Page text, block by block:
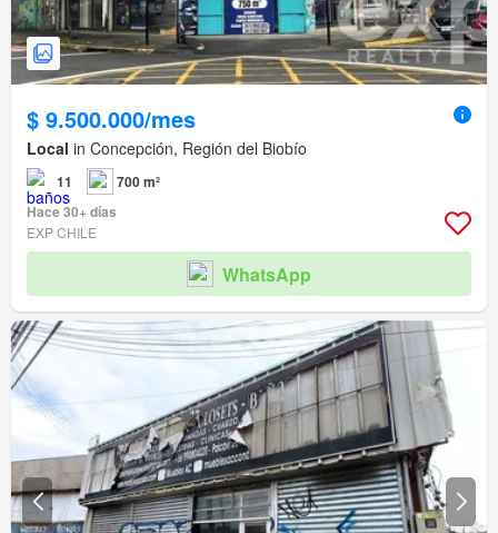
$ 9.500.000/mes
Local in Concepción, Región del Biobío
11
700 m²
Hace 30+ días
EXP CHILE
WhatsApp